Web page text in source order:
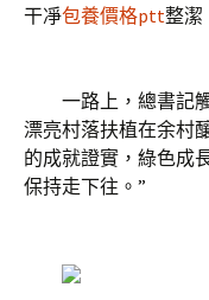
干凈包養價格ptt整潔
一路上，總書記觸
漂亮村落扶植在余村
的成就證實，綠色成
保持走下往。”